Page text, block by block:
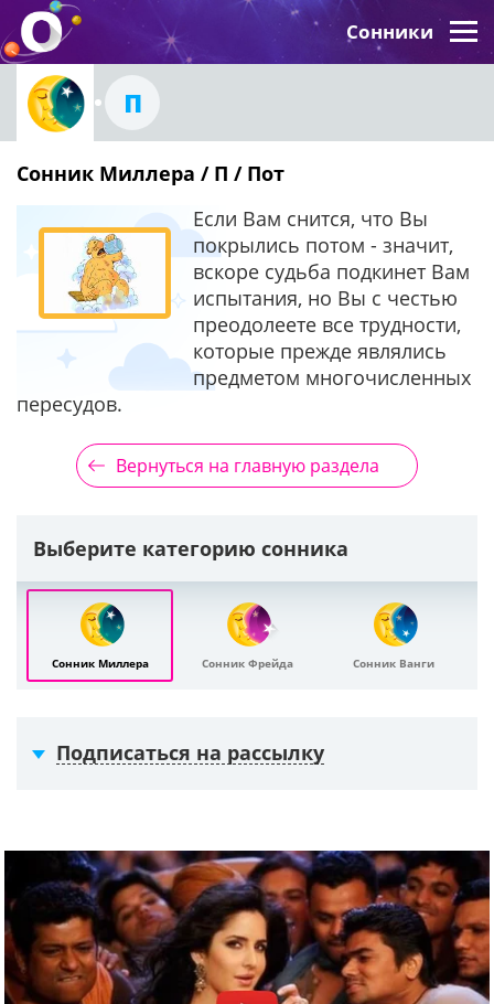
Сонники
П
Сонник Миллера / П / Пот
Если Вам снится, что Вы
покрылись потом - значит,
вскоре судьба подкинет Вам
испытания, но Вы с честью
преодолеете все трудности,
которые прежде являлись
предметом многочисленных
пересудов.
Вернуться на главную раздела
Выберите категорию сонника
Сонник Миллера Сонник Фрейда Сонник Ванги
Подписаться на рассылку